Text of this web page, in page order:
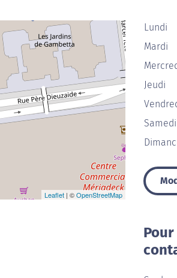
Leaflet | ©OpenStreetMap
Lundi
Mardi
Jeudi
Samedi